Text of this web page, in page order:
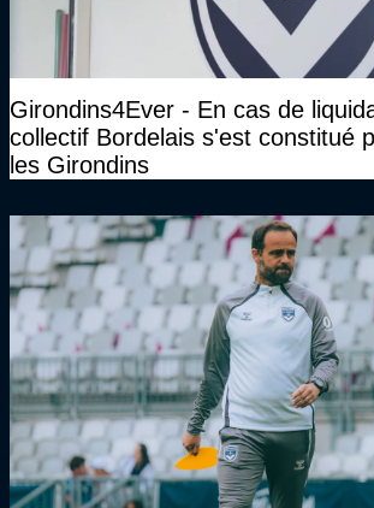
Girondins4Ever - En cas de
collectif Bordelais s'est constitué
les Girondins